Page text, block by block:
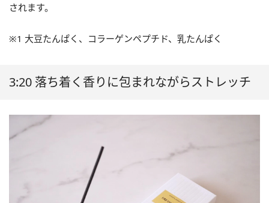
されます。
※1 大豆たんぱく、コラーゲンペプチド、乳たんぱく
3:20 落ち着く香りに包まれながらストレッチ